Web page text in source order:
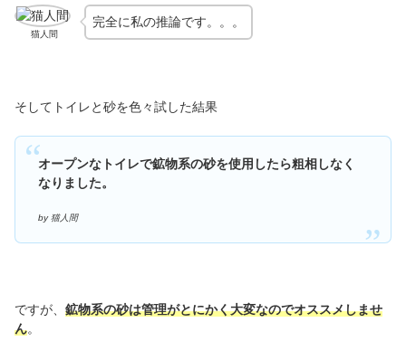
猫人間
完全に私の推論です。。。
そしてトイレと砂を色々試した結果
オープンなトイレで鉱物系の砂を使用したら粗相しなく
なりました。
by 猫人間
ですが、 鉱物系の砂は管理がとにかく大変なのでオススメしませ
ん。